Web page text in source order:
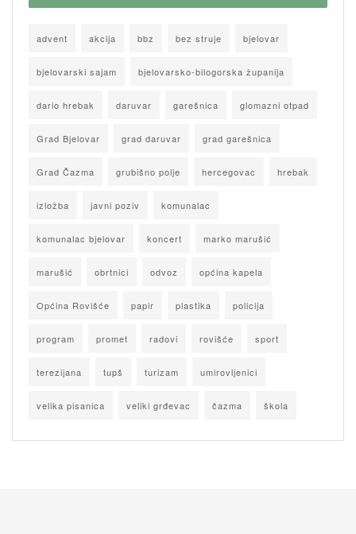
advent akcija bbz bez struje bjelovar
bjelovarski sajam bjelovarsko-bilogorska županija
dario hrebak daruvar garešnica glomazni otpad
Grad Bjelovar grad daruvar grad garešnica
Grad Čazma grubišno polje hercegovac hrebak
izložba javni poziv komunalac
komunalac bjelovar koncert marko marušić
marušić obrtnici odvoz općina kapela
Općina Rovišće papir plastika policija
program promet radovi rovišće sport
terezijana tupš turizam umirovljenici
velika pisanica veliki grđevac čazma škola